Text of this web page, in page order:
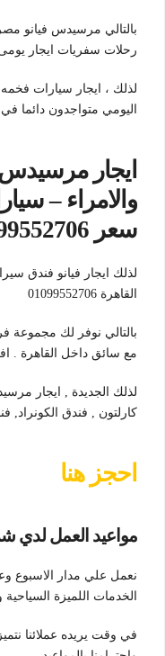
بالتالي مرسيدس فيانو
رحلات سفريات ايجار
لذلك ، ايجار سيارات
اليومي متواجدون
سعر 01099552706
لذلك ايجار فيانو فندق
القاهرة 01099552706
بالتالي نوفر لك مجموعة
مع سائق داخل القاهرة
لذلك الجديدة , ايجار
كارلتون , فندق الكونراد, فنادق
احجز هنا
مواعيد العمل لدي
الخدمات اللميزة السياحية
في وقت يريده عملائنا